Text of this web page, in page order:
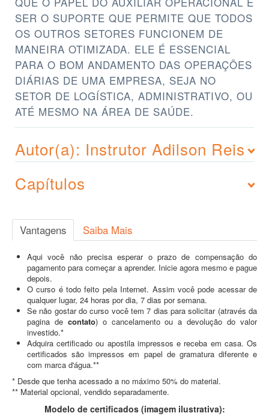
SER O SUPORTE QUE PERMITE QUE TODOS
OS OUTROS SETORES FUNCIONEM DE
MANEIRA OTIMIZADA. ELE É ESSENCIAL
PARA O BOM ANDAMENTO DAS OPERAÇÕES
DIÁRIAS DE UMA EMPRESA, SEJA NO
SETOR DE LOGÍSTICA, ADMINISTRATIVO, OU
ATÉ MESMO NA ÁREA DE SAÚDE.
Autor(a): Instrutor Adilson Reis
Capítulos
Vantagens Saiba Mais
Aqui você não precisa esperar o prazo de compensação do
pagamento para começar a aprender. Inicie agora mesmo e pague
depois.
O curso é todo feito pela Internet. Assim você pode acessar de
qualquer lugar, 24 horas por dia, 7 dias por semana.
Se não gostar do curso você tem 7 dias para solicitar (através da
pagina de contato) o cancelamento ou a devolução do valor
investido.*
Adquira certificado ou apostila impressos e receba em casa. Os
certificados são impressos em papel de gramatura diferente e
com marca d'água.**
* Desde que tenha acessado a no máximo 50% do material.
** Material opcional, vendido separadamente.
Modelo de certificados (imagem ilustrativa):